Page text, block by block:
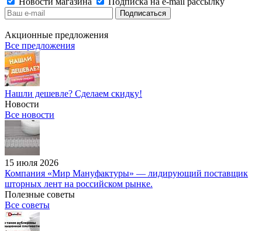
Акционные предложения
Все предложения
Нашли дешевле? Сделаем скидку!
Новости
Все новости
15 июля 2026
Компания «Мир Мануфактуры» — лидирующий поставщик
шторных лент на российском рынке.
Полезные советы
Все советы